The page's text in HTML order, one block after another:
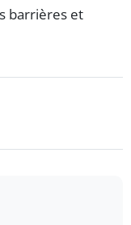
barrières et